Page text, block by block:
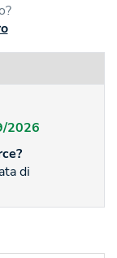
2026
di